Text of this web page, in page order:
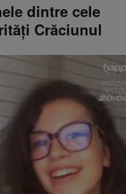
dintre cele
Crăciunul